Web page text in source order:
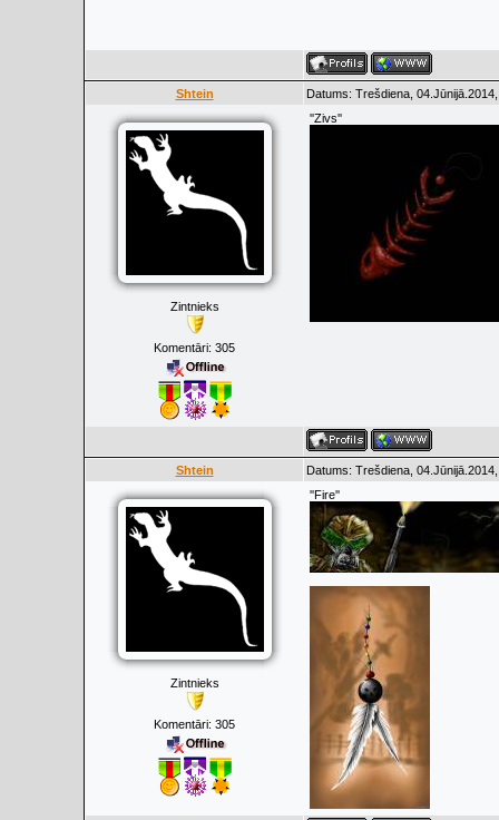
Shtein Datums: Trešdiena,
Zintnieks
Komentāri: 305
''Zivs''
Shtein Datums: Trešdiena,
Zintnieks
Komentāri: 305
''Fire''